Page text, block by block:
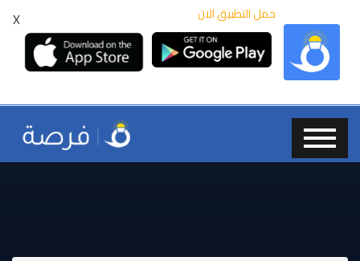
X حمل التطبيق الان